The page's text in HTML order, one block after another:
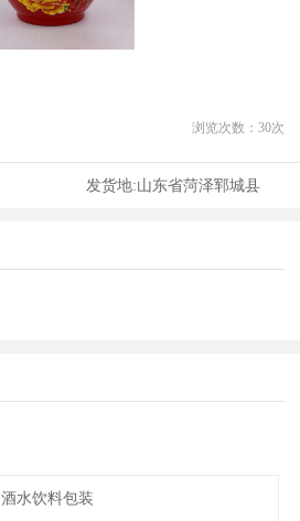
浏览次数： 30次
发货地:山东省菏泽郓城县
酒水饮料包装